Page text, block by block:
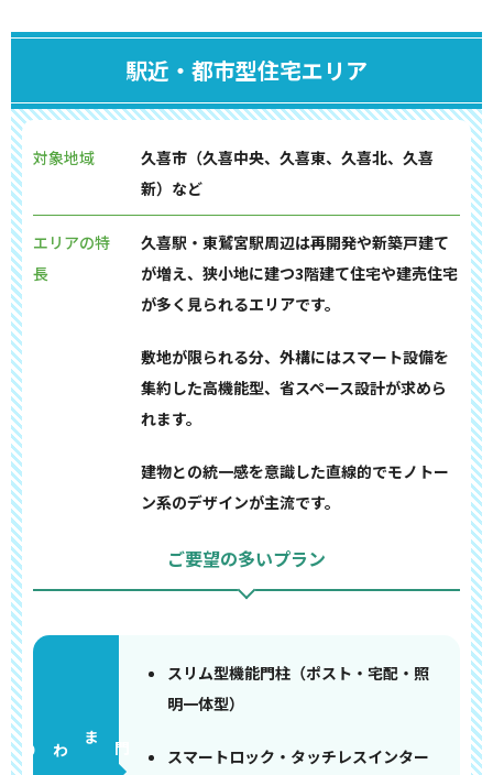
駅近・都市型住宅エリア
対象地域
久喜市（久喜中央、久喜東、久喜北、久喜
新）など
エリアの特
長
久喜駅・東鷲宮駅周辺は再開発や新築戸建て
が増え、狭小地に建つ3階建て住宅や建売住宅
が多く見られるエリアです。
敷地が限られる分、外構にはスマート設備を
集約した高機能型、省スペース設計が求めら
れます。
建物との統一感を意識した直線的でモノトー
ン系のデザインが主流です。
ご要望の多いプラン
門まわり
スリム型機能門柱（ポスト・宅配・照
明一体型）
スマートロック・タッチレスインター